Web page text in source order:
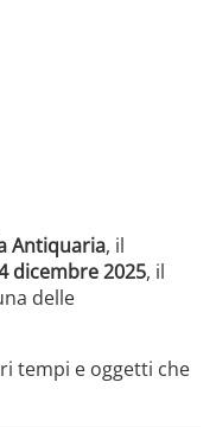
Antiquaria, il
dicembre 2025, il
delle
tempi e oggetti che